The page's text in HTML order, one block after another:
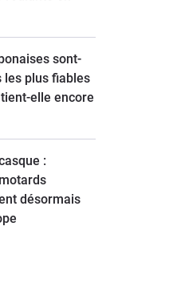
sont-
les plus fiables
elle encore
:
désormais